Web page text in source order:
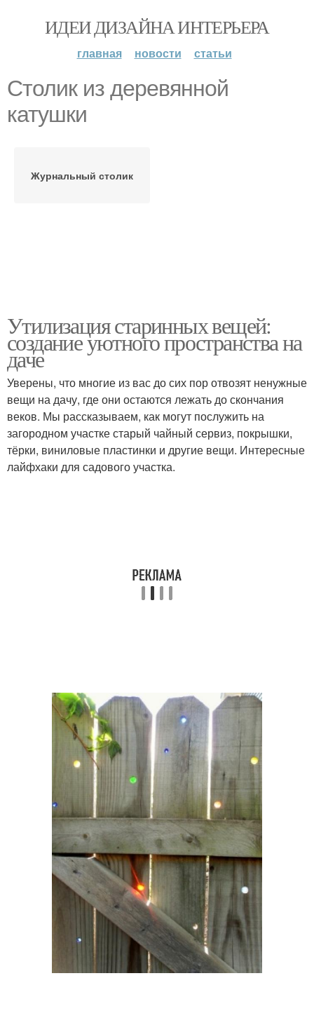
ИДЕИ ДИЗАЙНА ИНТЕРЬЕРА
главная новости статьи
Столик из деревянной
катушки
Журнальный столик
Утилизация старинных вещей:
создание уютного пространства на
даче
Уверены, что многие из вас до сих пор отвозят ненужные
вещи на дачу, где они остаются лежать до скончания
веков. Мы рассказываем, как могут послужить на
загородном участке старый чайный сервиз, покрышки,
тёрки, виниловые пластинки и другие вещи. Интересные
лайфхаки для садового участка.